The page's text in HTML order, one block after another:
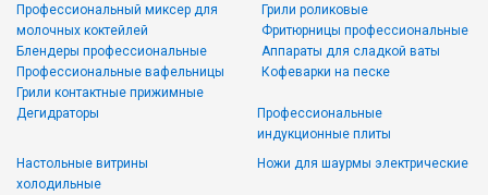
Профессиональный миксер для
молочных коктейлей
Блендеры профессиональные
Профессиональные вафельницы
Грили контактные прижимные
Грили роликовые
Фритюрницы профессиональные
Аппараты для сладкой ваты
Кофеварки на песке
Дегидраторы
Настольные витрины
холодильные
Профессиональные
индукционные плиты
Ножи для шаурмы электрические